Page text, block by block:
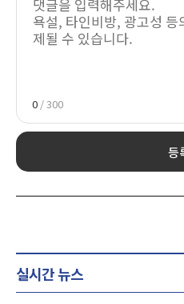
0 / 300
등
실시간 뉴스